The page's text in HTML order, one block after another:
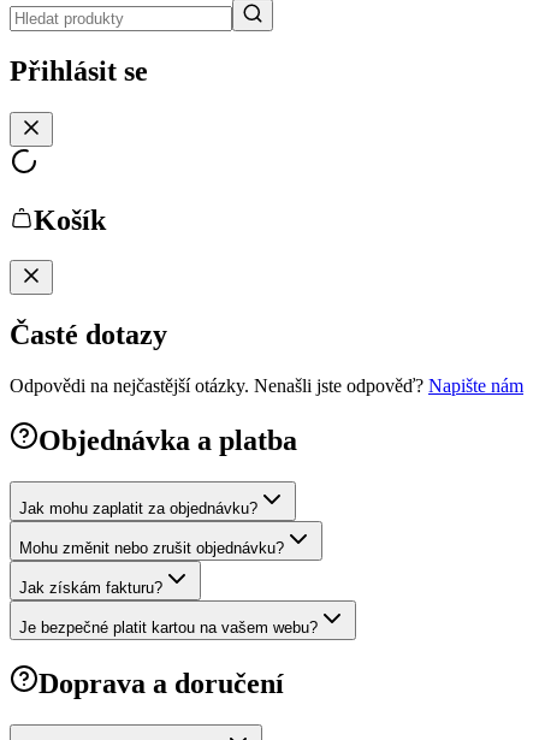
Přihlásit se
Košík
Časté dotazy
Odpovědi na nejčastější otázky. Nenašli jste odpověď? Napište nám
Objednávka a platba
Jak mohu zaplatit za objednávku?
Mohu změnit nebo zrušit objednávku?
Jak získám fakturu?
Je bezpečné platit kartou na vašem webu?
Doprava a doručení